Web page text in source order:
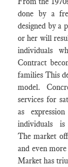
done by a
designed by a
or her will
individuals
Contract
families This
model.
services for
as
individuals is
The market
and even
Market has